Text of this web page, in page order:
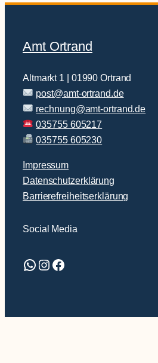
Amt Ortrand
Altmarkt 1 | 01990 Ortrand
post@amt-ortrand.de
rechnung@amt-ortrand.de
035755 605217
035755 605230
Impressum
Datenschutzerklärung
Barrierefreiheitserklärung
Social Media
WhatsApp Instagram Facebook